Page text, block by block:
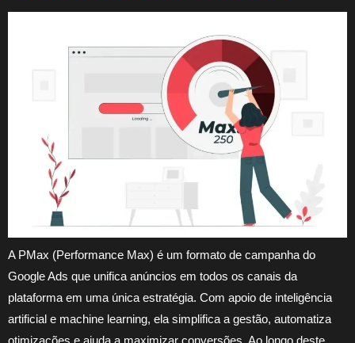
A PMax (Performance Max) é um formato de campanha do
Google Ads que unifica anúncios em todos os canais da
plataforma em uma única estratégia. Com apoio de inteligência
artificial e machine learning, ela simplifica a gestão, automatiza